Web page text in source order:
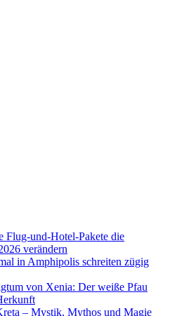
Flug-und-Hotel-Pakete die
verändern
in Amphipolis schreiten zügig
von Xenia: Der weiße Pfau
– Mystik, Mythos und Magie